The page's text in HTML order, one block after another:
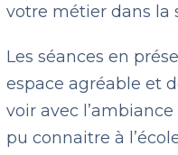
votre métier dans la
Les séances en
espace agréable et
voir avec
pu connaitre à